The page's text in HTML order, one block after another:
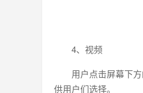
4、视频
用户点击屏幕下
供用户们选择。